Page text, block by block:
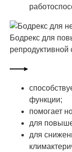
Бодрекс для
репродуктивной
функции;
помогает
для
для